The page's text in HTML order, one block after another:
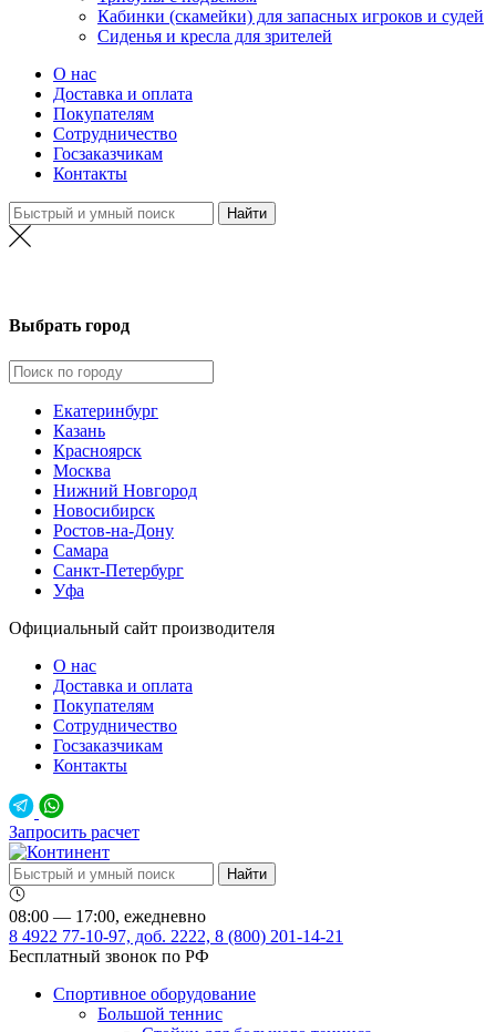
Кабинки (скамейки) для запасных игроков и судей
Сиденья и кресла для зрителей
О нас
Доставка и оплата
Покупателям
Сотрудничество
Госзаказчикам
Контакты
Выбрать город
Екатеринбург
Казань
Красноярск
Москва
Нижний Новгород
Новосибирск
Ростов-на-Дону
Самара
Санкт-Петербург
Уфа
Официальный сайт производителя
О нас
Доставка и оплата
Покупателям
Сотрудничество
Госзаказчикам
Контакты
Запросить расчет
08:00 — 17:00, ежедневно
8 4922 77-10-97, доб. 2222, 8 (800) 201-14-21
Бесплатный звонок по РФ
Спортивное оборудование
Большой теннис